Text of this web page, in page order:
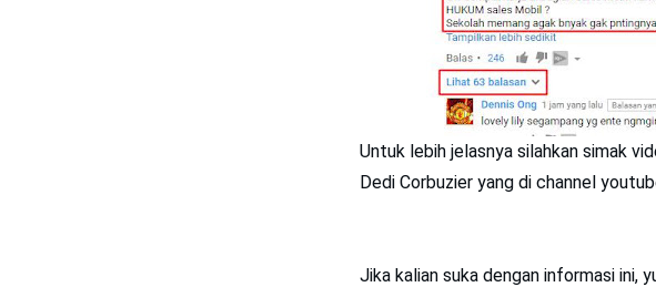
Untuk lebih jelasnya silahkan simak
Dedi Corbuzier yang di channel
Jika kalian suka dengan informasi ini,